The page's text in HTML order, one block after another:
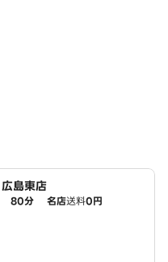
島東店
80分 名店送料0円